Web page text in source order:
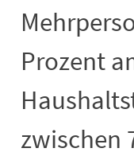
Prozent
zwischen